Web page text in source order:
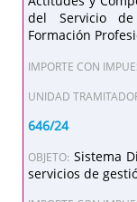
del Servicio
Formación
IMPORTE CON
UNIDAD
646/24
OBJETO: Sistema
servicios de